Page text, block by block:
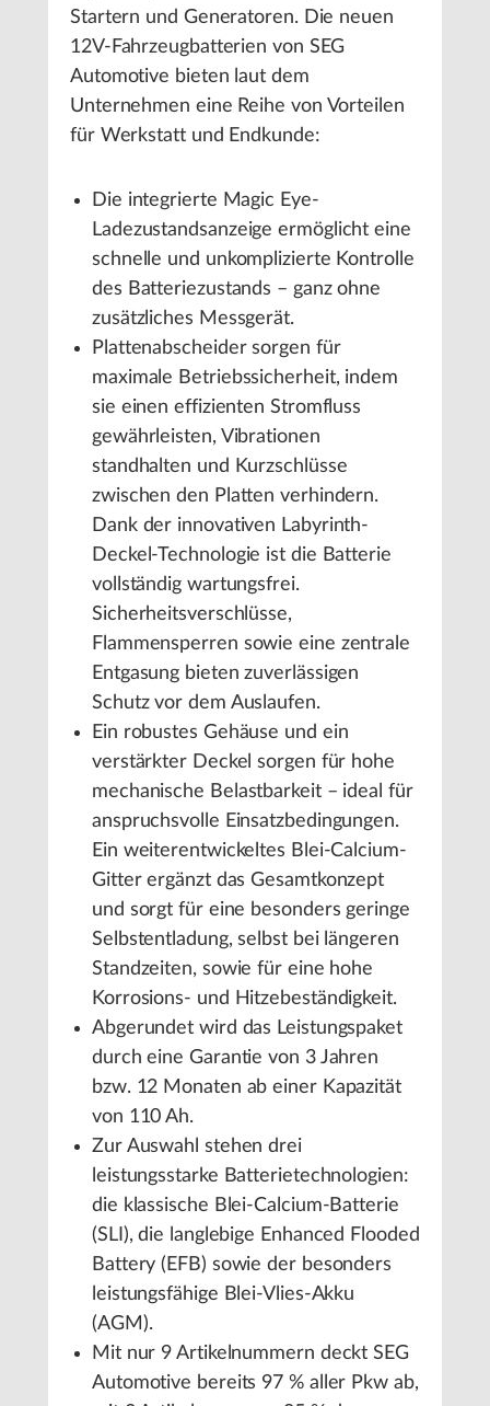
Startern und Generatoren. Die neuen
12V-Fahrzeugbatterien von SEG
Automotive bieten laut dem
Unternehmen eine Reihe von Vorteilen
für Werkstatt und Endkunde:
Die integrierte Magic Eye-
Ladezustandsanzeige ermöglicht eine
schnelle und unkomplizierte Kontrolle
des Batteriezustands – ganz ohne
zusätzliches Messgerät.
Plattenabscheider sorgen für
maximale Betriebssicherheit, indem
sie einen effizienten Stromfluss
gewährleisten, Vibrationen
standhalten und Kurzschlüsse
zwischen den Platten verhindern.
Dank der innovativen Labyrinth-
Deckel-Technologie ist die Batterie
vollständig wartungsfrei.
Sicherheitsverschlüsse,
Flammensperren sowie eine zentrale
Entgasung bieten zuverlässigen
Schutz vor dem Auslaufen.
Ein robustes Gehäuse und ein
verstärkter Deckel sorgen für hohe
mechanische Belastbarkeit – ideal für
anspruchsvolle Einsatzbedingungen.
Ein weiterentwickeltes Blei-Calcium-
Gitter ergänzt das Gesamtkonzept
und sorgt für eine besonders geringe
Selbstentladung, selbst bei längeren
Standzeiten, sowie für eine hohe
Korrosions- und Hitzebeständigkeit.
Abgerundet wird das Leistungspaket
durch eine Garantie von 3 Jahren
bzw. 12 Monaten ab einer Kapazität
von 110 Ah.
Zur Auswahl stehen drei
leistungsstarke Batterietechnologien:
die klassische Blei-Calcium-Batterie
(SLI), die langlebige Enhanced Flooded
Battery (EFB) sowie der besonders
leistungsfähige Blei-Vlies-Akku
(AGM).
Mit nur 9 Artikelnummern deckt SEG
Automotive bereits 97 % aller Pkw ab,